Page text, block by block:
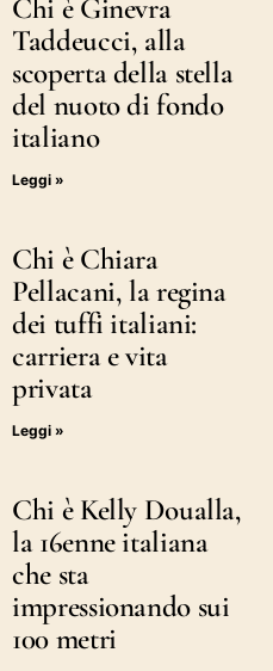
Chi è Ginevra
Taddeucci, alla
scoperta della stella
del nuoto di fondo
italiano
Leggi »
Chi è Chiara
Pellacani, la regina
dei tuffi italiani:
carriera e vita
privata
Leggi »
Chi è Kelly Doualla,
la 16enne italiana
che sta
impressionando sui
100 metri